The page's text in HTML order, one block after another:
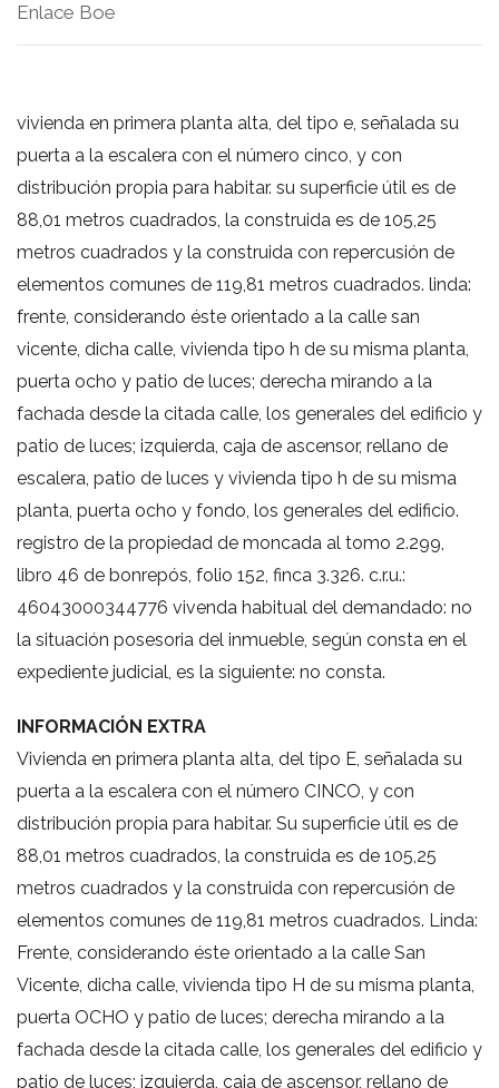
Enlace Boe
vivienda en primera planta alta, del tipo e, señalada su
puerta a la escalera con el número cinco, y con
distribución propia para habitar. su superficie útil es de
88,01 metros cuadrados, la construida es de 105,25
metros cuadrados y la construida con repercusión de
elementos comunes de 119,81 metros cuadrados. linda:
frente, considerando éste orientado a la calle san
vicente, dicha calle, vivienda tipo h de su misma planta,
puerta ocho y patio de luces; derecha mirando a la
fachada desde la citada calle, los generales del edificio y
patio de luces; izquierda, caja de ascensor, rellano de
escalera, patio de luces y vivienda tipo h de su misma
planta, puerta ocho y fondo, los generales del edificio.
registro de la propiedad de moncada al tomo 2.299,
libro 46 de bonrepós, folio 152, finca 3.326. c.r.u.:
46043000344776 vivenda habitual del demandado: no
la situación posesoria del inmueble, según consta en el
expediente judicial, es la siguiente: no consta.
INFORMACIÓN EXTRA
Vivienda en primera planta alta, del tipo E, señalada su
puerta a la escalera con el número CINCO, y con
distribución propia para habitar. Su superficie útil es de
88,01 metros cuadrados, la construida es de 105,25
metros cuadrados y la construida con repercusión de
elementos comunes de 119,81 metros cuadrados. Linda:
Frente, considerando éste orientado a la calle San
Vicente, dicha calle, vivienda tipo H de su misma planta,
puerta OCHO y patio de luces; derecha mirando a la
fachada desde la citada calle, los generales del edificio y
patio de luces; izquierda, caja de ascensor, rellano de